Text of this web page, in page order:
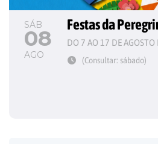
SÁB
08
AGO
Festas da
DO 7 AO 17 DE
(Consultar: sábado)